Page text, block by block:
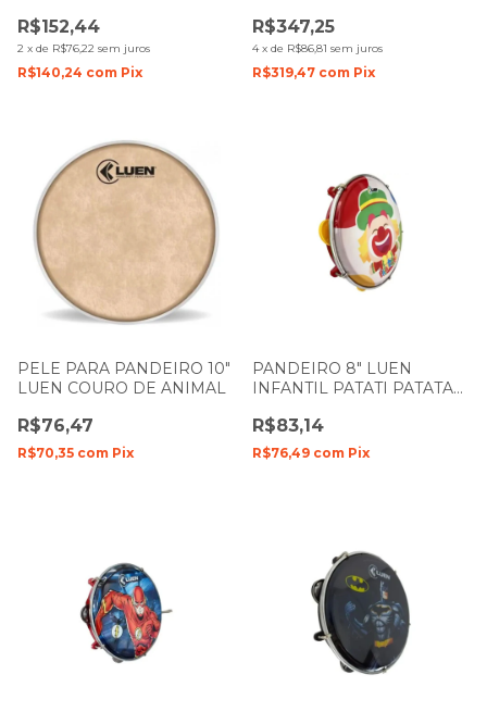
R$152,44
2 x de R$76,22 sem juros
R$140,24 com Pix
R$347,25
4 x de R$86,81 sem juros
R$319,47 com Pix
PELE PARA PANDEIRO 10"
LUEN COURO DE ANIMAL
R$76,47
R$70,35 com Pix
PANDEIRO 8" LUEN
INFANTIL PATATI PATATA
R$83,14
R$76,49 com Pix